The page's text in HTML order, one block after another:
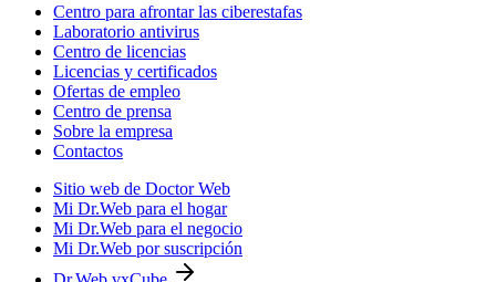
Centro para afrontar las ciberestafas
Laboratorio antivirus
Centro de licencias
Licencias y certificados
Ofertas de empleo
Centro de prensa
Sobre la empresa
Contactos
Sitio web de Doctor Web
Mi Dr.Web para el hogar
Mi Dr.Web para el negocio
Mi Dr.Web por suscripción